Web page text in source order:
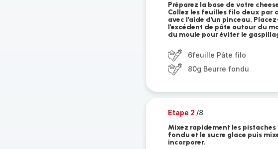
Préparez la base de votre
Collez les feuilles filo deux par
avec l’aide d’un pinceau.
l'excédent de pâte autour du
du moule pour éviter le
6feuille Pâte filo
80g Beurre fondu
Etape 2 /8
Mixez rapidement les
fondu et le sucre glace puis
incorporer.